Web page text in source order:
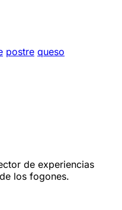
postre queso
de experiencias
los fogones.